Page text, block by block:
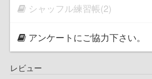
シャッフル練習帳(2)
アンケートにご協力下さい。
レビュー